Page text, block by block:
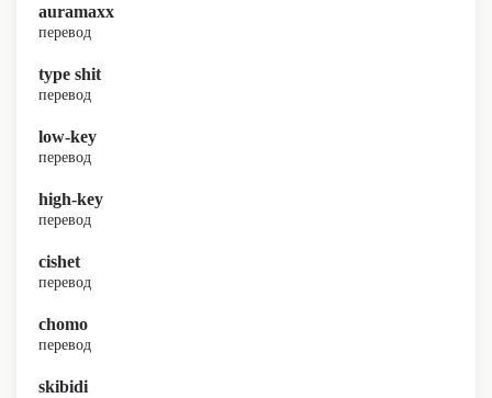
auramaxx
перевод
type shit
перевод
low-key
перевод
high-key
перевод
cishet
перевод
chomo
перевод
skibidi